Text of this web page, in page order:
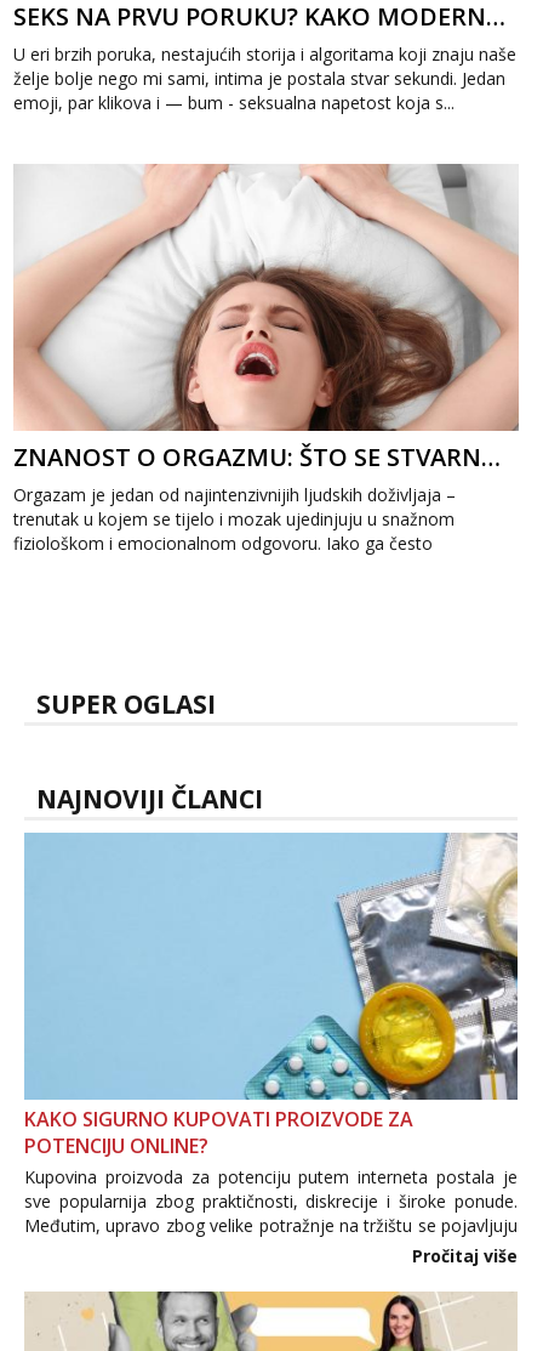
SEKS NA PRVU PORUKU? KAKO MODERNA KOMUNIKACIJA MIJENJA NAŠU INTIMU
U eri brzih poruka, nestajućih storija i algoritama koji znaju naše
želje bolje nego mi sami, intima je postala stvar sekundi. Jedan
emoji, par klikova i — bum - seksualna napetost koja s...
ZNANOST O ORGAZMU: ŠTO SE STVARNO DOGAĐA U TVOM MOZGU I TIJELU
Orgazam je jedan od najintenzivnijih ljudskih doživljaja –
trenutak u kojem se tijelo i mozak ujedinjuju u snažnom
fiziološkom i emocionalnom odgovoru. Iako ga često
SUPER OGLASI
NAJNOVIJI ČLANCI
KAKO SIGURNO KUPOVATI PROIZVODE ZA
POTENCIJU ONLINE?
Kupovina proizvoda za potenciju putem interneta postala je
sve popularnija zbog praktičnosti, diskrecije i široke ponude.
Međutim, upravo zbog velike potražnje na tržištu se pojavljuju
i brojni krivotvoreni proizvodi, nepouzdane internetske
Pročitaj više